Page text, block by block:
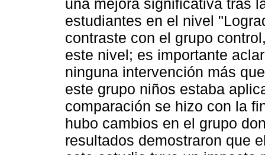
estudiantes en el nivel
contraste con el grupo
este nivel; es importante
ninguna intervención más
este grupo niños estaba
comparación se hizo con la
hubo cambios en el grupo
resultados demostraron que